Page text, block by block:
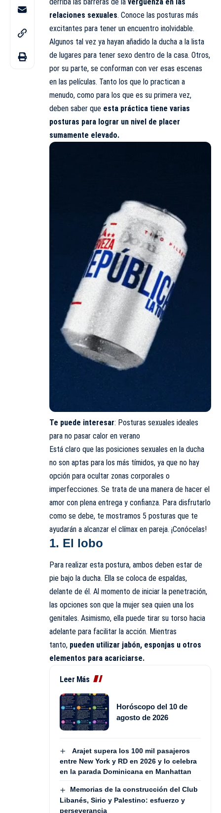
relaciones sexuales. Conoce las posturas más
excitantes para tener un encuentro inolvidable.
Algunos tal vez ya hayan añadido la ducha a la lista
de lugares para tener sexo dentro de la casa. Otros,
por su parte, se conforman con ver esas escenas
en las películas. Tanto los que lo practican a
menudo, como para los que es su primera vez,
deben saber que esta práctica tiene varias
posturas para lograr un nivel de placer
sumamente elevado.
Te puede interesar: Posturas sexuales ideales
para no pasar calor en verano
Está claro que las posiciones sexuales en la ducha
no son aptas para los más tímidos, ya que no hay
opción para ocultar zonas corporales o
imperfecciones. Se trata de una manera de hacer el
amor con plena entrega y confianza. Para disfrutarlo
como se debe, te mostramos 5 posturas que te
ayudarán a alcanzar el clímax en pareja. ¡Conócelas!
1. El lobo
Para realizar esta postura, ambos deben estar de
pie bajo la ducha. Ella se coloca de espaldas,
delante de él. Al momento de iniciar la penetración,
las opciones son que la mujer sea quien una los
genitales. Asimismo, ella puede tirar su torso hacia
adelante para facilitar la acción. Mientras
tanto, pueden utilizar jabón, esponjas u otros
elementos para acariciarse.
Leer Más
Horóscopo del 10 de
agosto de 2026
Arajet supera los 100 mil pasajeros
entre New York y RD en 2026 y lo celebra
en la parada Dominicana en Manhattan
Memorias de la construcción del Club
Libanés, Sirio y Palestino: esfuerzo y
perseverancia